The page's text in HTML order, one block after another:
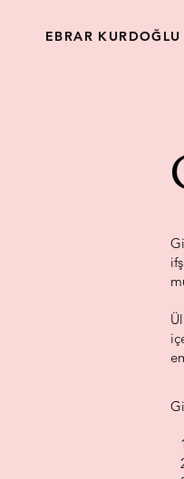
EBRAR